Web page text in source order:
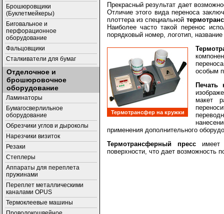
Брошюровщики
(Буклетмейкеры)
Биговальное и
перфорационное
оборудование
Фальцовщики
Сталкиватели для бумаг
Отделочное и
брошюровочное
оборудование
Ламинаторы
Бумагосверлильное
оборудование
Обрезчики углов и дыроколы
Нарезчики визиток
Резаки
Степлеры
Аппараты для переплета
пружинами
Переплет металлическими
каналами OPUS
Термоклеевые машины
Прекрасный результат дает
Отличие этого вида переноса
плоттера из специальной
Наиболее часто такой перенос
порядковый номер, логотип,
Термотрансфер на кружки
особым
Печать
макет
применения дополнительного
Термотрансферный пресс имеет
поверхности, что дает возможность